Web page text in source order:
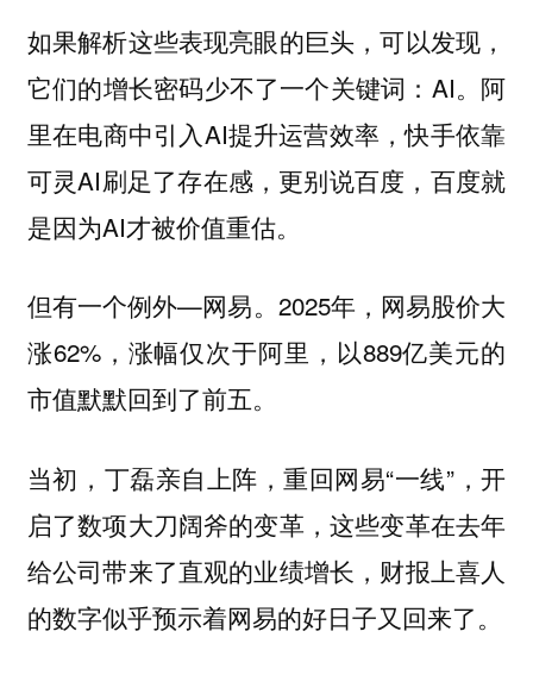
如果解析这些表现亮眼的巨头，可以发现，
它们的增长密码少不了一个关键词：AI。阿
里在电商中引入AI提升运营效率，快手依靠
可灵AI刷足了存在感，更别说百度，百度就
是因为AI才被价值重估。
但有一个例外—网易。2025年，网易股价大
涨62%，涨幅仅次于阿里，以889亿美元的
市值默默回到了前五。
当初，丁磊亲自上阵，重回网易“一线”，开
启了数项大刀阔斧的变革，这些变革在去年
给公司带来了直观的业绩增长，财报上喜人
的数字似乎预示着网易的好日子又回来了。